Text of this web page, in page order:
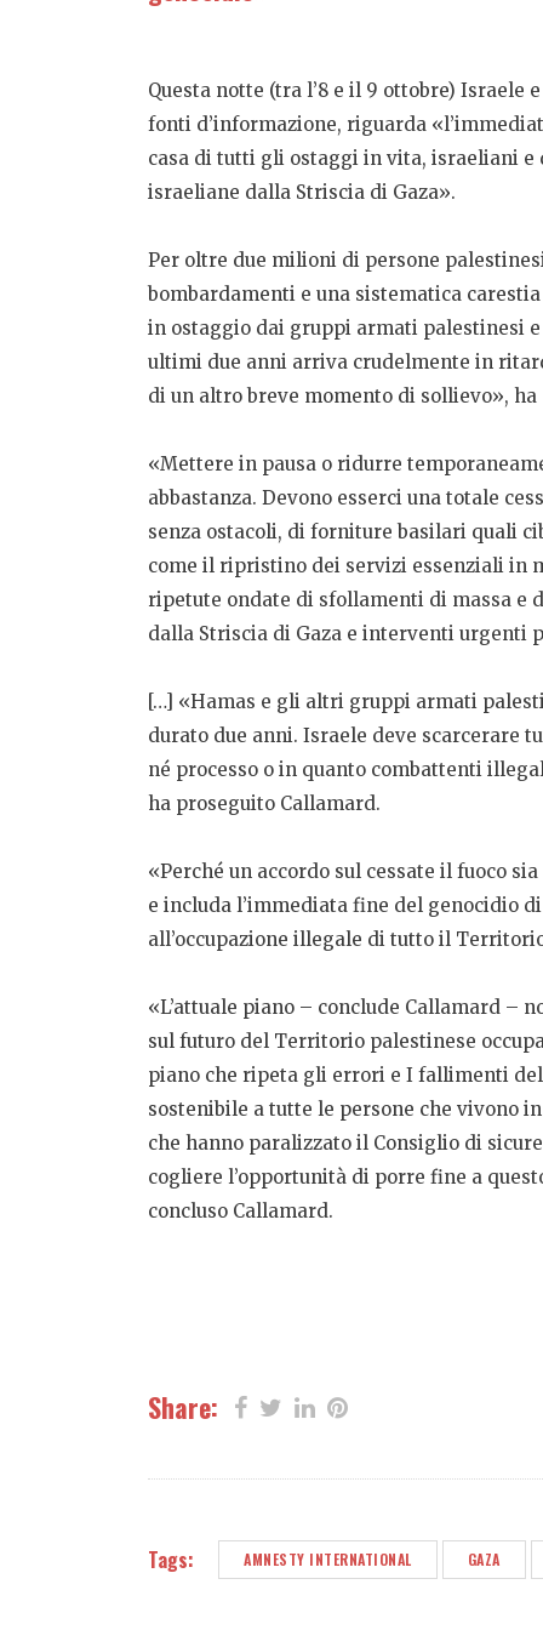
Questa notte (tra l’8 e il 9 ottobre) Israele
fonti d’informazione, riguarda
casa di tutti gli ostaggi in vita, israeliani
israeliane dalla Striscia di Gaza».
Per oltre due milioni di persone
bombardamenti e una sistematica
in ostaggio dai gruppi armati palestinesi
ultimi due anni arriva crudelmente in
di un altro breve momento di sollievo»,
«Mettere in pausa o ridurre
abbastanza. Devono esserci una totale
senza ostacoli, di forniture basilari quali
come il ripristino dei servizi essenziali in
ripetute ondate di sfollamenti di massa e
dalla Striscia di Gaza e interventi
[…] «Hamas e gli altri gruppi armati
durato due anni. Israele deve scarcerare
né processo o in quanto combattenti
ha proseguito Callamard.
«Perché un accordo sul cessate il fuoco
e includa l’immediata fine del genocidio
all’occupazione illegale di tutto il
«L’attuale piano – conclude Callamard –
sul futuro del Territorio palestinese
piano che ripeta gli errori e I fallimenti
sostenibile a tutte le persone che vivono
che hanno paralizzato il Consiglio di
cogliere l’opportunità di porre fine a
concluso Callamard.
Share:
Tags: AMNESTY INTERNATIONAL GAZA